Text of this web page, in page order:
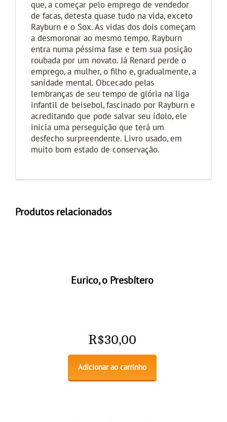
que, a começar pelo emprego de vendedor
de facas, detesta quase tudo na vida, exceto
Rayburn e o Sox. As vidas dos dois começam
a desmoronar ao mesmo tempo. Rayburn
entra numa péssima fase e tem sua posição
roubada por um novato. Já Renard perde o
emprego, a mulher, o filho e, gradualmente, a
sanidade mental. Obcecado pelas
lembranças de seu tempo de glória na liga
infantil de beisebol, fascinado por Rayburn e
acreditando que pode salvar seu ídolo, ele
inicia uma perseguição que terá um
desfecho surpreendente. Livro usado, em
muito bom estado de conservação.
Produtos relacionados
Eurico, o Presbítero
R$30,00
Adicionar ao carrinho